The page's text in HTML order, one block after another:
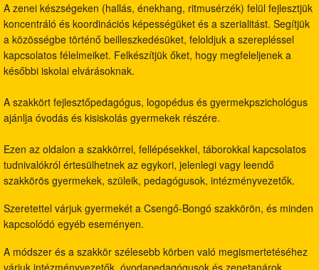
A zenei készségeken (hallás, énekhang, ritmusérzék) felül fejlesztjük
koncentráló és koordinációs képességüket és a szerialitást. Segítjük
a közösségbe történő beilleszkedésüket, feloldjuk a szerepléssel
kapcsolatos félelmeiket. Felkészítjük őket, hogy megfeleljenek a
későbbi iskolai elvárásoknak.
A szakkört fejlesztőpedagógus, logopédus és gyermekpszichológus
ajánlja óvodás és kisiskolás gyermekek részére.
Ezen az oldalon a szakkörrel, fellépésekkel, táborokkal kapcsolatos
tudnivalókról értesülhetnek az egykori, jelenlegi vagy leendő
szakkörös gyermekek, szüleik, pedagógusok, intézményvezetők.
Szeretettel várjuk gyermekét a Csengő-Bongó szakkörön, és minden
kapcsolódó egyéb eseményen.
A módszer és a szakkör szélesebb körben való megismertetéséhez